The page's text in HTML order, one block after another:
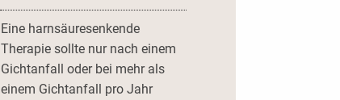
Eine harnsäuresenkende
Therapie sollte nur nach einem
Gichtanfall oder bei mehr als
einem Gichtanfall pro Jahr